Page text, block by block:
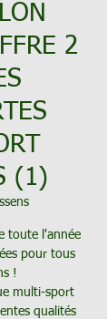
2
(1)
toute l'année
pour tous
!
multi-sport
qualités